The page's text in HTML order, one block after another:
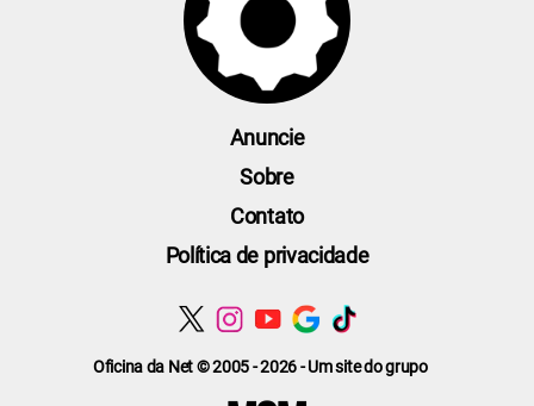
Oficina da Net © 2005 - 2026 - Um site do grupo
Anuncie
Sobre
Contato
Política de privacidade